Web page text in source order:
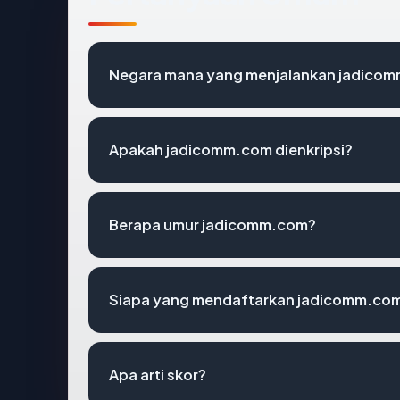
Negara mana yang menjalankan
Apakah jadicomm.com dienkripsi?
Berapa umur jadicomm.com?
Siapa yang mendaftarkan
Apa arti skor?